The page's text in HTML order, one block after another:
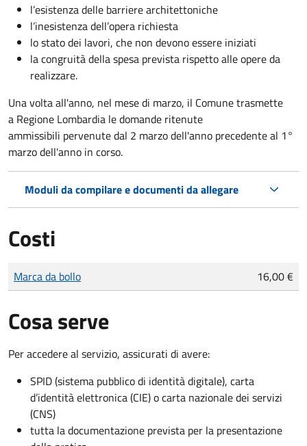
l’esistenza delle barriere architettoniche
l’inesistenza dell’opera richiesta
lo stato dei lavori, che non devono essere iniziati
la congruità della spesa prevista rispetto alle opere da
realizzare.
Una volta all'anno, nel mese di marzo, il Comune trasmette
a Regione Lombardia le domande ritenute
ammissibili pervenute dal 2 marzo dell'anno precedente al 1°
marzo dell'anno in corso.
Moduli da compilare e documenti da allegare
Costi
Tipo di pagamento
Importo
Marca da bollo 16,00 €
Cosa serve
Per accedere al servizio, assicurati di avere:
SPID (sistema pubblico di identità digitale), carta
d’identità elettronica (CIE) o carta nazionale dei servizi
(CNS)
tutta la documentazione prevista per la presentazione